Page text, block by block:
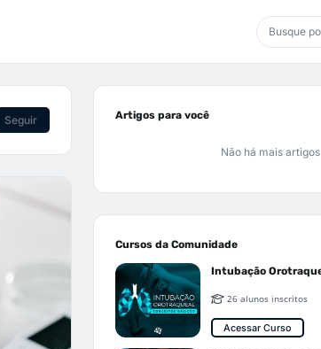
Seguir Artigos para você
Não há mais artigos
Cursos da Comunidade
26 alunos inscritos
Acessar Curso